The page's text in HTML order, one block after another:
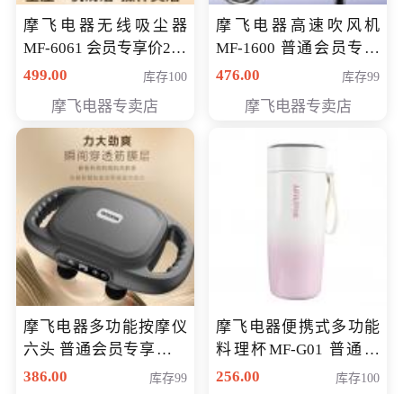
摩飞电器无线吸尘器
MF-6061 会员专享价299
元
499.00 库存100
摩飞电器专卖店
摩飞电器高速吹风机
MF-1600 普通会员专享
价298元
476.00 库存99
摩飞电器专卖店
摩飞电器多功能按摩仪
六头 普通会员专享价格
199元
386.00 库存99
摩飞电器便携式多功能
料理杯MF-G01 普通会
员专享价格118元
256.00 库存100